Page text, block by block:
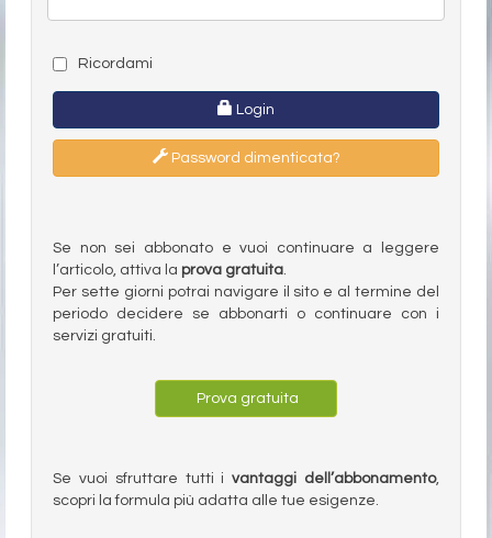
Ricordami
Login
Password dimenticata?
Se non sei abbonato e vuoi continuare a leggere
l’articolo, attiva la prova gratuita.
Per sette giorni potrai navigare il sito e al termine del
periodo decidere se abbonarti o continuare con i
servizi gratuiti.
Prova gratuita
Se vuoi sfruttare tutti ivantaggi dell’abbonamento,
scopri la formula più adatta alle tue esigenze.